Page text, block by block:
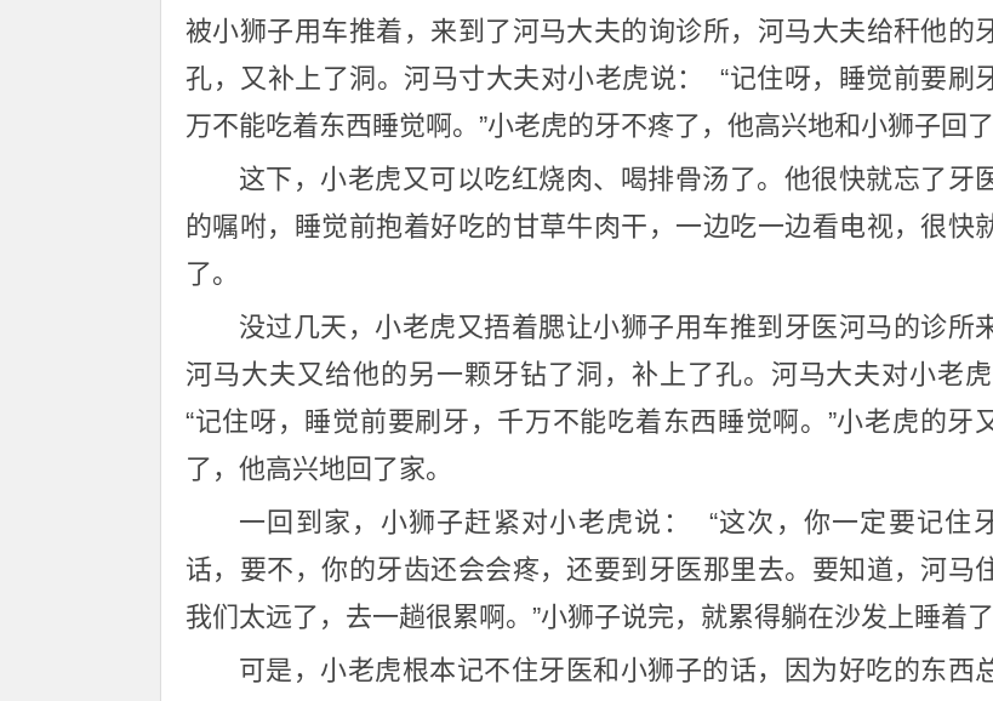
被小狮子用车推着，来到了河马大夫的询诊所，河马大夫给秆他的
孔，又补上了洞。河马寸大夫对小老虎说： “记住呀，睡觉前要刷
万不能吃着东西睡觉啊。”小老虎的牙不疼了，他高兴地和小狮子回了
这下，小老虎又可以吃红烧肉、喝排骨汤了。他很快就忘了牙
的嘱咐，睡觉前抱着好吃的甘草牛肉干，一边吃一边看电视，很快
了。
没过几天，小老虎又捂着腮让小狮子用车推到牙医河马的诊所
河马大夫又给他的另一颗牙钻了洞，补上了孔。河马大夫对小老虎
“记住呀，睡觉前要刷牙，千万不能吃着东西睡觉啊。”小老虎的牙
了，他高兴地回了家。
一回到家，小狮子赶紧对小老虎说： “这次，你一定要记住
话，要不，你的牙齿还会会疼，还要到牙医那里去。要知道，河马
我们太远了，去一趟很累啊。”小狮子说完，就累得躺在沙发上睡着了
可是，小老虎根本记不住牙医和小狮子的话，因为好吃的东西